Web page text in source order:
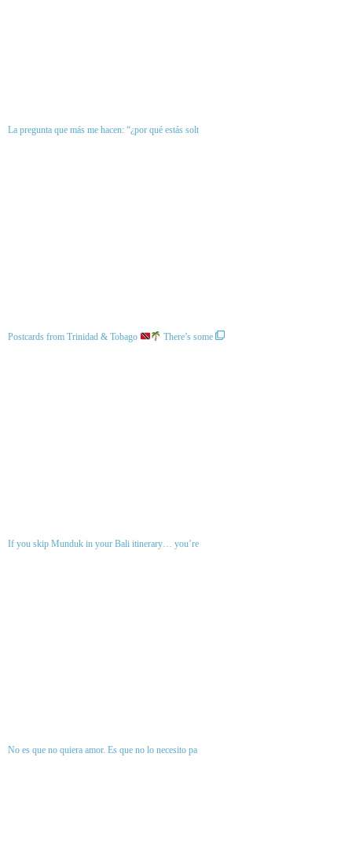
La pregunta que más me hacen: “¿por qué estás solt
Postcards from Trinidad & Tobago There’s some
If you skip Munduk in your Bali itinerary… you’re
No es que no quiera amor. Es que no lo necesito pa